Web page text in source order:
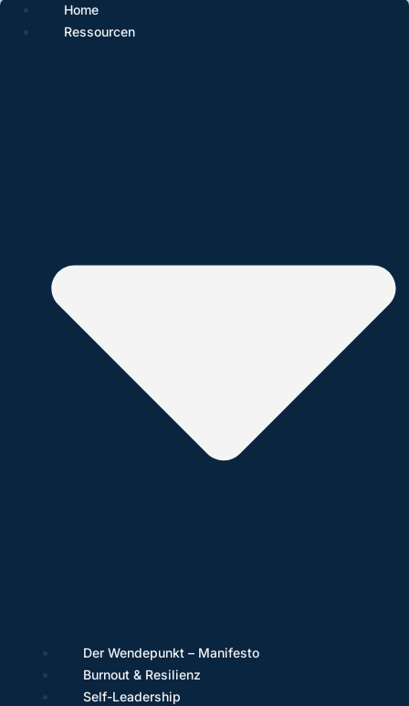
Home
Ressourcen
Der Wendepunkt – Manifesto
Burnout & Resilienz
Self-Leadership